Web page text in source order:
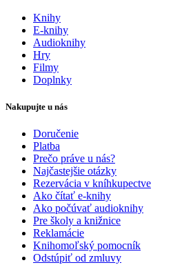
Knihy
E-knihy
Audioknihy
Hry
Filmy
Doplnky
Nakupujte u nás
Doručenie
Platba
Prečo práve u nás?
Najčastejšie otázky
Rezervácia v kníhkupectve
Ako čítať e-knihy
Ako počúvať audioknihy
Pre školy a knižnice
Reklamácie
Knihomoľský pomocník
Odstúpiť od zmluvy